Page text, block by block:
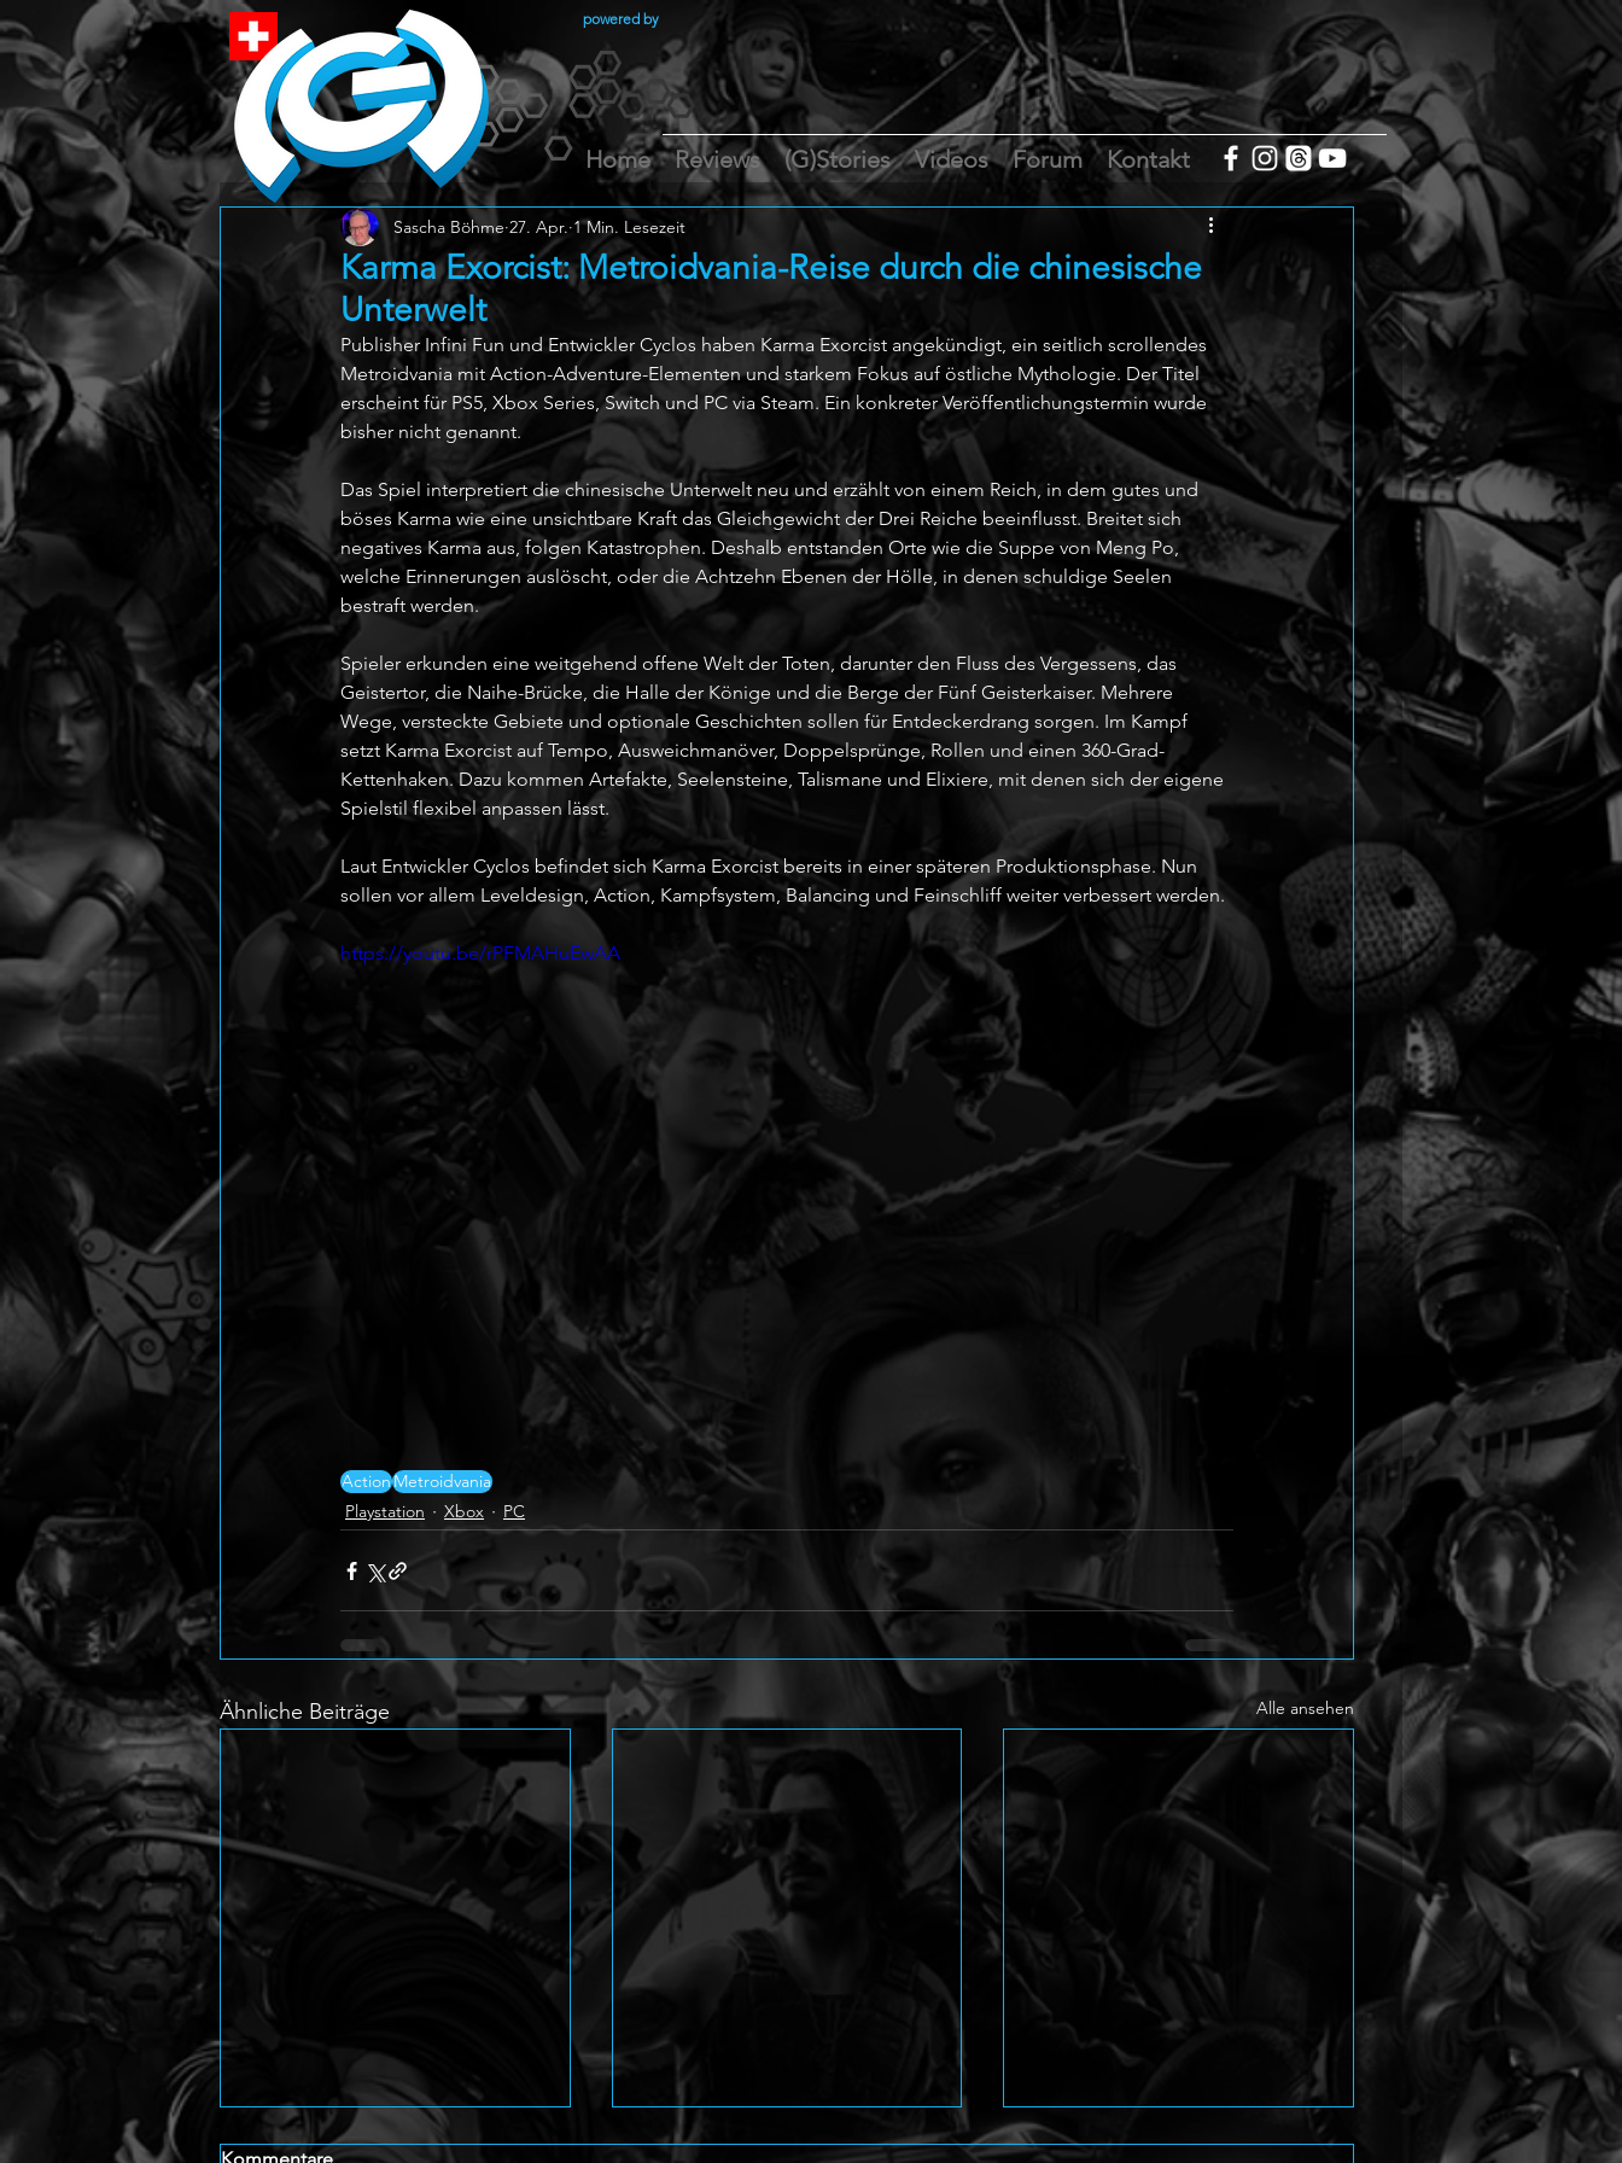
powered by
Home Reviews (G)Stories Videos Forum Kontakt
Karma Exorcist: Metroidvania-Reise durch die chinesische
Unterwelt
Sascha Böhme 27. Apr. 1 Min. Lesezeit
Publisher Infini Fun und Entwickler Cyclos haben Karma Exorcist angekündigt, ein seitlich scrollendes
Metroidvania mit Action-Adventure-Elementen und starkem Fokus auf östliche Mythologie. Der Titel
erscheint für PS5, Xbox Series, Switch und PC via Steam. Ein konkreter Veröffentlichungstermin wurde
bisher nicht genannt.
Das Spiel interpretiert die chinesische Unterwelt neu und erzählt von einem Reich, in dem gutes und
böses Karma wie eine unsichtbare Kraft das Gleichgewicht der Drei Reiche beeinflusst. Breitet sich
negatives Karma aus, folgen Katastrophen. Deshalb entstanden Orte wie die Suppe von Meng Po,
welche Erinnerungen auslöscht, oder die Achtzehn Ebenen der Hölle, in denen schuldige Seelen
bestraft werden.
Spieler erkunden eine weitgehend offene Welt der Toten, darunter den Fluss des Vergessens, das
Geistertor, die Naihe-Brücke, die Halle der Könige und die Berge der Fünf Geisterkaiser. Mehrere
Wege, versteckte Gebiete und optionale Geschichten sollen für Entdeckerdrang sorgen. Im Kampf
setzt Karma Exorcist auf Tempo, Ausweichmanöver, Doppelsprünge, Rollen und einen 360-Grad-
Kettenhaken. Dazu kommen Artefakte, Seelensteine, Talismane und Elixiere, mit denen sich der eigene
Spielstil flexibel anpassen lässt.
Laut Entwickler Cyclos befindet sich Karma Exorcist bereits in einer späteren Produktionsphase. Nun
sollen vor allem Leveldesign, Action, Kampfsystem, Balancing und Feinschliff weiter verbessert werden.
https://youtu.be/rPFMAHuEwAA
ActionMetroidvania
Playstation
Xbox PC
Ähnliche Beiträge Alle ansehen